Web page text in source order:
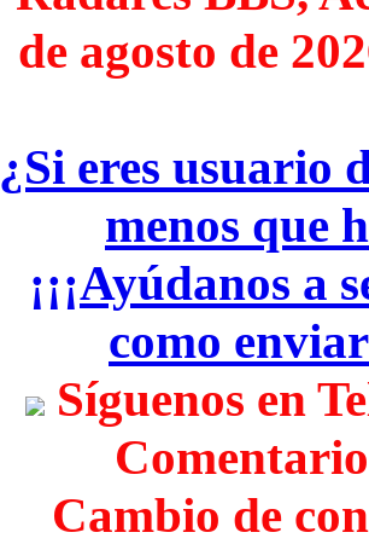
de agosto de
¿Si eres usuario
menos que
¡¡¡Ayúdanos a
como
Síguenos en
Cambio de